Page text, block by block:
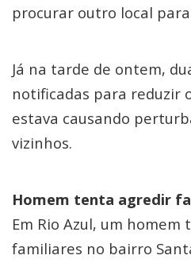
procurar outro local
Já na tarde de ontem,
notificadas para reduzir
estava causando
vizinhos.
Homem tenta agredir
Em Rio Azul, um
familiares no bairro